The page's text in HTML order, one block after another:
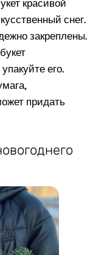
красивой
снег.
закреплены.
его.
придать